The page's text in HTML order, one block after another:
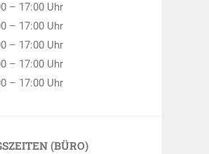
– 17:00 Uhr
– 17:00 Uhr
– 17:00 Uhr
– 17:00 Uhr
– 17:00 Uhr
(BÜRO)